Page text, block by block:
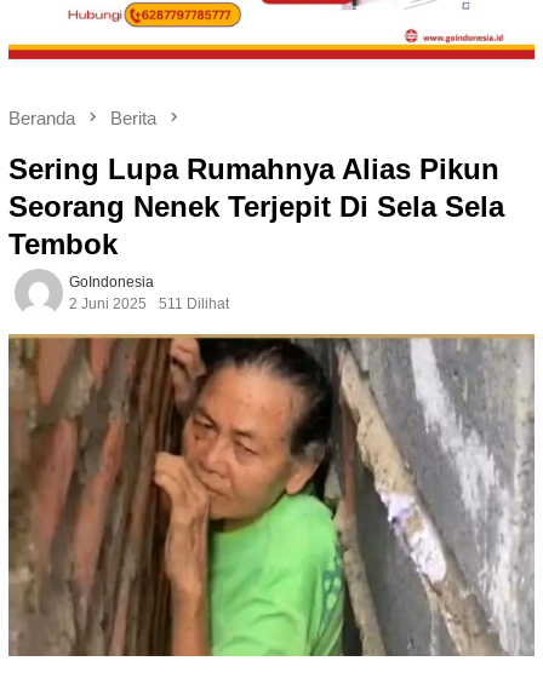
Beranda Berita
Sering Lupa Rumahnya Alias Pikun
Seorang Nenek Terjepit Di Sela Sela
Tembok
GoIndonesia
2 Juni 2025
511 Dilihat